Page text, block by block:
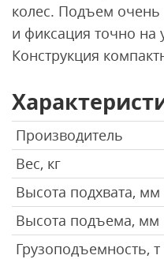
колес. Подъем
и фиксация точно на
Конструкция
Производитель
Вес, кг
Высота подхвата, мм
Высота подъема, мм
Грузоподъемность, т